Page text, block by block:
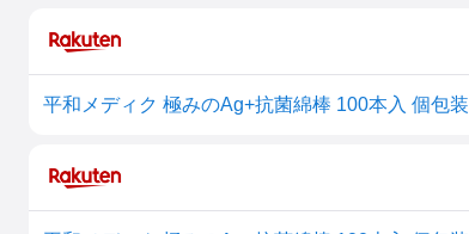
平和メディク 極みのAg+抗菌綿棒 100本入 個包装